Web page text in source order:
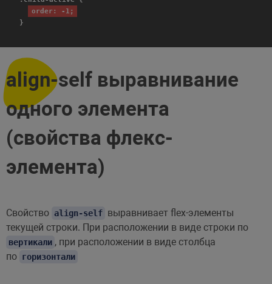
order: -1;
}
align-self выравнивание
одного элемента
(свойства флекс-
элемента)
Свойство align-self выравнивает flex-элементы
текущей строки. При расположении в виде строки по
вертикали , при расположении в виде столбца
по горизонтали